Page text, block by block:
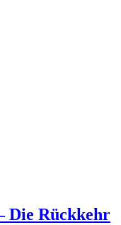
Die Rückkehr